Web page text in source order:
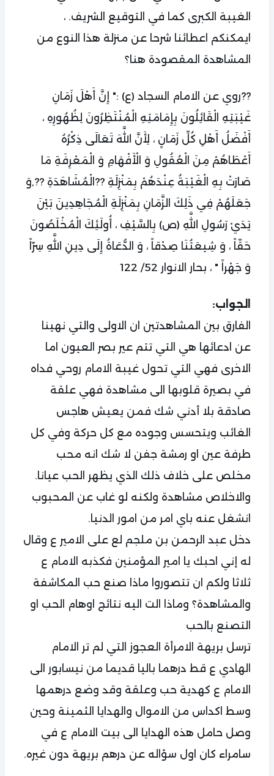
الغيبة الكبرى كما في التوقيع الشريف. ،
ايمكنكم اعطائنا شرحا عن منزلة هذا النوع من
المشاهدة المقصودة هنا؟
??روي عن الامام السجاد (ع) :" إِنَّ أَهْلَ زَمَانِ
غَيْبَتِهِ الْقَائِلُونَ بِإِمَامَتِهِ الْمُنْتَظِرُونَ لِظُهُورِهِ ،
أَفْضَلُ أَهْلِ كُلِّ زَمَانٍ ، لِأَنَّ اللَّهَ تَعَالَى ذِكْرُهُ
أَعْطَاهُمْ مِنَ الْعُقُولِ وَ الْأَفْهَامِ وَ الْمَعْرِفَةِ مَا
صَارَتْ بِهِ الْغَيْبَةُ عِنْدَهُمْ بِمَنْزِلَةِ ??الْمُشَاهَدَةِ ??,وَ
جَعَلَهُمْ فِي ذَلِكَ الزَّمَانِ بِمَنْزِلَةِ الْمُجَاهِدِينَ بَيْنَ
يَدَيْ رَسُولِ اللَّهِ (ص) بِالسَّيْفِ ، أُولَئِكَ الْمُخْلَصُونَ
حَقّاً ، وَ شِيعَتُنَا صِدْقاً ، وَ الدُّعَاةُ إِلَى دِينِ اللَّهِ سِرّاً
وَ جَهْراً " ، بحار الانوار 52/ 122
الجواب:
الفارق بين المشاهدتين ان الاولى والتي نهينا
عن ادعائها هي التي تتم عير بصر العيون اما
الاخرى فهي التي تحول غيبة الامام روحي فداه
في بصيرة قلوبها الى مشاهدة فهي علقة
صادقة بلا أدني شك فمن يعيش هاجس
الغائب ويتحسس وجوده مع كل حركة وفي كل
طرفة عين او رمشة جفن لا شك انه محب
مخلص على خلاف ذلك الذي يظهر الحب عيانا.
والاخلاص مشاهدة ولكنه لو غاب عن المحبوب
انشغل عنه باي امر من امور الدنيا.
دخل عبد الرحمن بن ملجم لع على الامير ع وقال
له إني احبك يا امير المؤمنين فكذبه الامام ع
ثلاثا ولكم ان تتصوروا ماذا صنع حب المكاشفة
والمشاهدة؟ وماذا الت اليه نتائج اوهام الحب او
التصنع بالحب
ترسل بريهة الامرأة العجوز التي لم تر الامام
الهادي ع قط درهما باليا قديما من نيسابور الى
الامام ع كهدية حب وعلقة وقد وضع درهمها
وسط اكداس من الاموال والهدايا الثمينة وحين
وصل حامل هذه الهدايا الى بيت الامام ع في
سامراء كان اول سؤاله عن درهم بريهة دون غيره.